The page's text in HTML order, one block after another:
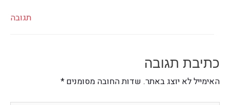
תגובה
כתיבת תגובה
האימייל לא יוצג באתר. שדות החובה מסומנים *